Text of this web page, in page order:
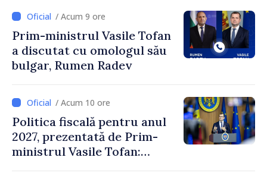
/ Acum 9 ore
Prim-ministrul Vasile Tofan
a discutat cu omologul său
bulgar, Rumen Radev
/ Acum 10 ore
Politica fiscală pentru anul
2027, prezentată de Prim-
ministrul Vasile Tofan: